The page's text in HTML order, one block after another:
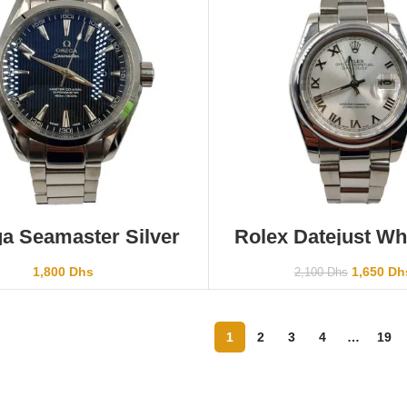
AJOUTER AU PANIER
Seamaster Silver
1,800 Dhs
AJOUTER AU
Rolex Datejust
Hebrew
2,100Dhs 1,650
1 2 3 4 … 19